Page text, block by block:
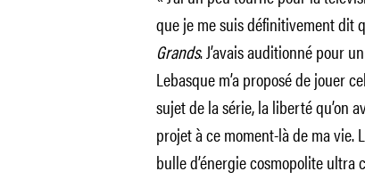
que je me suis définitivement dit
Grands. J’avais auditionné pour
Lebasque m’a proposé de jouer
sujet de la série, la liberté qu’on
projet à ce moment-là de ma vie.
bulle d’énergie cosmopolite